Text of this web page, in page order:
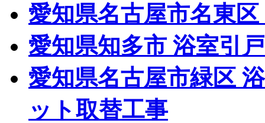
愛知県名古屋市名東
愛知県知多市 浴室引
愛知県名古屋市緑区
ット取替工事